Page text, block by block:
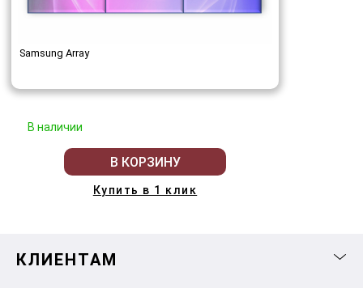
Samsung Array
В наличии
В КОРЗИНУ
Купить в 1 клик
КЛИЕНТАМ